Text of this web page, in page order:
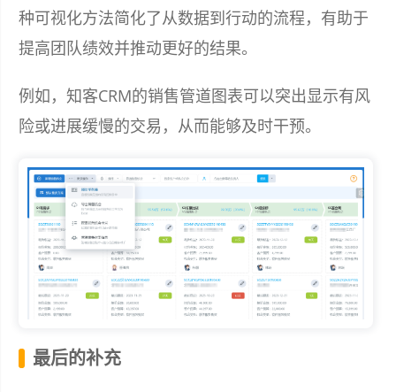
种可视化方法简化了从数据到行动的流程，有助于
提高团队绩效并推动更好的结果。
例如，知客CRM的销售管道图表可以突出显示有风
险或进展缓慢的交易，从而能够及时干预。
最后的补充